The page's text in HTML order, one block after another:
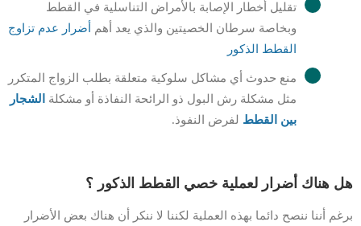
تقليل أخطار الإصابة بالأمراض التناسلية في القطط
وبخاصة سرطان الخصيتين والذي يعد أهم
أضرار عدم تزاوج
القطط الذكور
منع حدوث أي مشاكل سلوكية متعلقة بطلب الزواج المتكرر
مثل مشكلة رش البول ذو الرائحة النفاذة أو مشكلة
الشجار
بين القطط لفرض النفوذ.
هل هناك أضرار لعملية خصي القطط الذكور ؟
برغم أننا ننصح دائما بهذه العملية لكننا لا ننكر أن هناك بعض الأضرار